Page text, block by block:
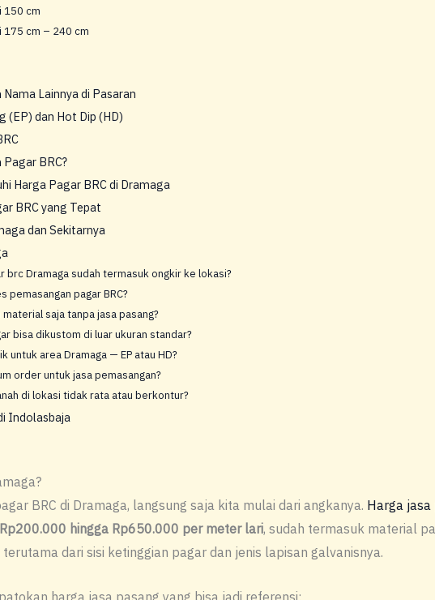
150 cm
175 cm – 240 cm
Lainnya di Pasaran
(EP) dan Hot Dip (HD)
BRC?
Harga Pagar BRC di Dramaga
BRC yang Tepat
dan Sekitarnya
brc Dramaga sudah termasuk ongkir ke lokasi?
pemasangan pagar BRC?
saja tanpa jasa pasang?
bisa dikustom di luar ukuran standar?
untuk area Dramaga — EP atau HD?
order untuk jasa pemasangan?
di lokasi tidak rata atau berkontur?
Indolasbaja
BRC di Dramaga, langsung saja kita mulai dari angkanya. Harga jasa
Rp200.000 hingga Rp650.000 per meter lari, sudah termasuk material
dari sisi ketinggian pagar dan jenis lapisan galvanisnya.
harga jasa pasang yang bisa jadi referensi: